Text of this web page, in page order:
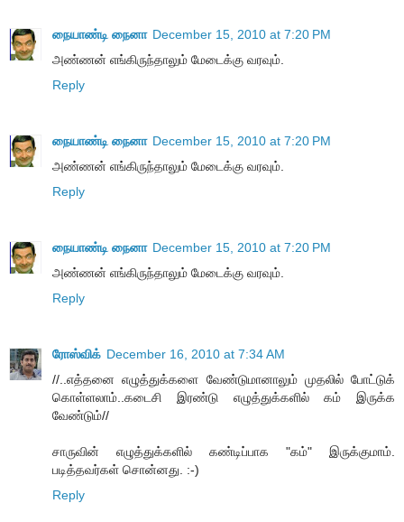
நையாண்டி நைனா December 15, 2010 at 7:20 PM
அண்ணன் எங்கிருந்தாலும் மேடைக்கு வரவும்.
Reply
நையாண்டி நைனா December 15, 2010 at 7:20 PM
அண்ணன் எங்கிருந்தாலும் மேடைக்கு வரவும்.
Reply
நையாண்டி நைனா December 15, 2010 at 7:20 PM
அண்ணன் எங்கிருந்தாலும் மேடைக்கு வரவும்.
Reply
ரோஸ்விக் December 16, 2010 at 7:34 AM
//..எத்தனை எழுத்துக்களை வேண்டுமானாலும் முதலில் போட்டுக்
கொள்ளலாம்..கடைசி இரண்டு எழுத்துக்களில் கம் இருக்க
வேண்டும்//
சாருவின் எழுத்துக்களில் கண்டிப்பாக "கம்" இருக்குமாம்.
படித்தவர்கள் சொன்னது. :-)
Reply